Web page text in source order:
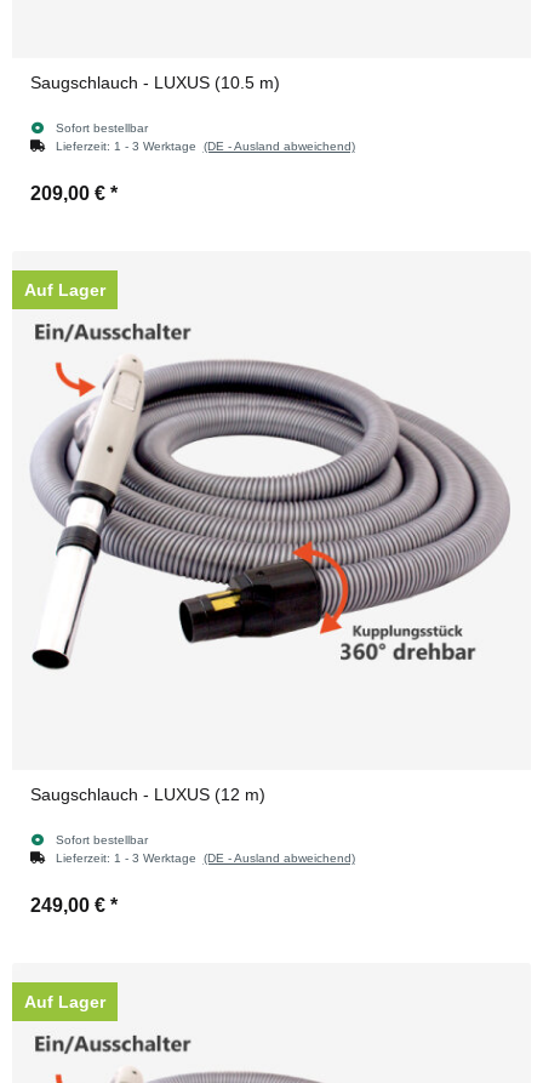
Saugschlauch - LUXUS (10.5 m)
Sofort bestellbar
Lieferzeit: 1 - 3 Werktage (DE - Ausland abweichend)
209,00 € *
Auf Lager
Saugschlauch - LUXUS (12 m)
Sofort bestellbar
Lieferzeit: 1 - 3 Werktage (DE - Ausland abweichend)
249,00 € *
Auf Lager